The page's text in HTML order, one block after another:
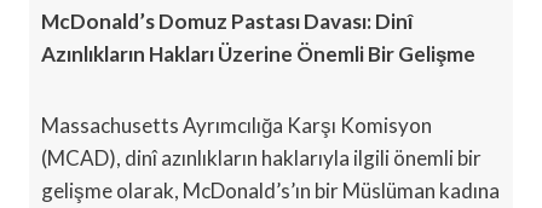
McDonald’s Domuz Pastası Davası: Dinî
Azınlıkların Hakları Üzerine Önemli Bir Gelişme
Massachusetts Ayrımcılığa Karşı Komisyon
(MCAD), dinî azınlıkların haklarıyla ilgili önemli bir
gelişme olarak, McDonald’s’ın bir Müslüman kadına